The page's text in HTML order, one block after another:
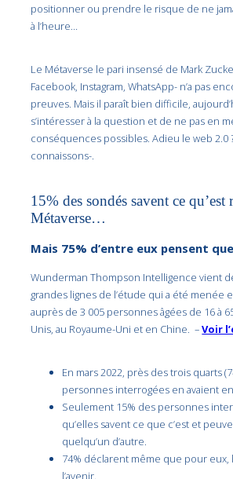
positionner ou prendre le risque de ne
à l’heure…
Le Métaverse le pari insensé de Mark
Facebook, Instagram, WhatsApp- n’a pas
preuves. Mais il paraît bien difficile,
s’intéresser à la question et de ne pas en
conséquences possibles. Adieu le web 2.0
connaissons-.
15% des sondés savent ce qu’est
Métaverse…
Mais 75% d’entre eux pensent
Wunderman Thompson Intelligence vient
grandes lignes de l’étude qui a été menée
auprès de 3 005 personnes âgées de 16 à
Unis, au Royaume-Uni et en Chine. –Voir
En mars 2022, près des trois quarts
personnes interrogées en avaient
Seulement 15% des personnes
qu’elles savent ce que c’est et
quelqu’un d’autre.
74% déclarent même que pour eux,
l’avenir.